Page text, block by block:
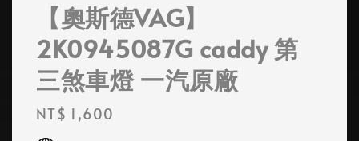
【奧斯德VAG】
2K0945087G caddy 第
三煞車燈 一汽原廠
Regular
price
NT$ 1,600